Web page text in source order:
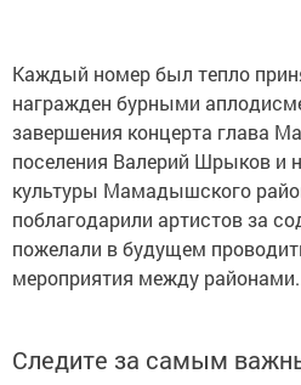
Каждый номер был тепло
награжден бурными
завершения концерта глава
поселения Валерий Шрыков и
культуры Мамадышского
поблагодарили артистов за
пожелали в будущем
мероприятия между районами.
Следите за самым